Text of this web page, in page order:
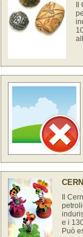
Il
e i
Può